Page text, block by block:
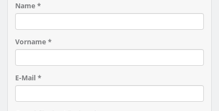
Name *
Vorname *
E-Mail *